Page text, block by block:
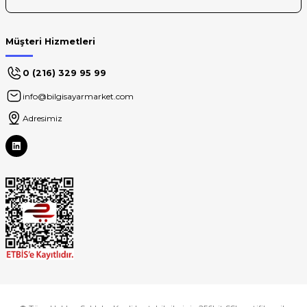
Müşteri Hizmetleri
0 (216) 329 95 99
info@bilgisayarmarket.com
Adresimiz